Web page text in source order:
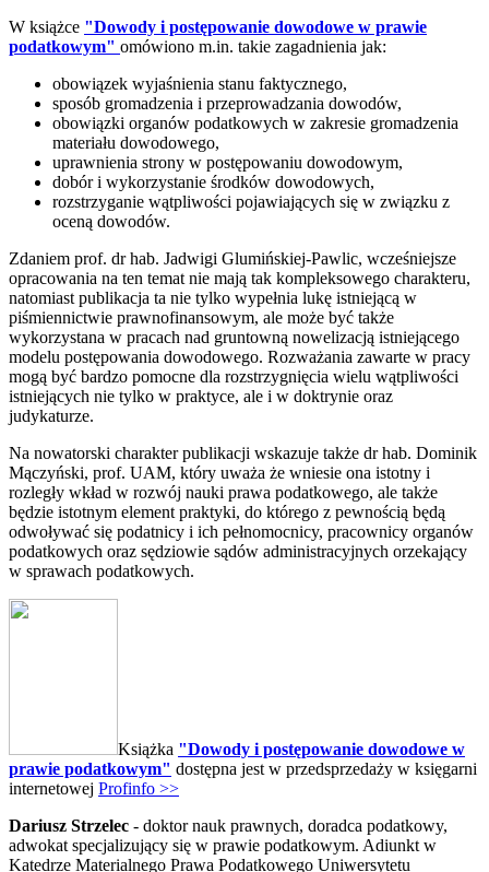
W książce "Dowody i postępowanie dowodowe w prawie
podatkowym" omówiono m.in. takie zagadnienia jak:
obowiązek wyjaśnienia stanu faktycznego,
sposób gromadzenia i przeprowadzania dowodów,
obowiązki organów podatkowych w zakresie gromadzenia
materiału dowodowego,
uprawnienia strony w postępowaniu dowodowym,
dobór i wykorzystanie środków dowodowych,
rozstrzyganie wątpliwości pojawiających się w związku z
oceną dowodów.
Zdaniem prof. dr hab. Jadwigi Glumińskiej-Pawlic, wcześniejsze
opracowania na ten temat nie mają tak kompleksowego charakteru,
natomiast publikacja ta nie tylko wypełnia lukę istniejącą w
piśmiennictwie prawnofinansowym, ale może być także
wykorzystana w pracach nad gruntowną nowelizacją istniejącego
modelu postępowania dowodowego. Rozważania zawarte w pracy
mogą być bardzo pomocne dla rozstrzygnięcia wielu wątpliwości
istniejących nie tylko w praktyce, ale i w doktrynie oraz
judykaturze.
Na nowatorski charakter publikacji wskazuje także dr hab. Dominik
Mączyński, prof. UAM, który uważa że wniesie ona istotny i
rozległy wkład w rozwój nauki prawa podatkowego, ale także
będzie istotnym element praktyki, do którego z pewnością będą
odwoływać się podatnicy i ich pełnomocnicy, pracownicy organów
podatkowych oraz sędziowie sądów administracyjnych orzekający
w sprawach podatkowych.
Książka "Dowody i postępowanie dowodowe w
prawie podatkowym" dostępna jest w przedsprzedaży w księgarni
internetowej Profinfo >>
Dariusz Strzelec - doktor nauk prawnych, doradca podatkowy,
adwokat specjalizujący się w prawie podatkowym. Adiunkt w
Katedrze Materialnego Prawa Podatkowego Uniwersytetu